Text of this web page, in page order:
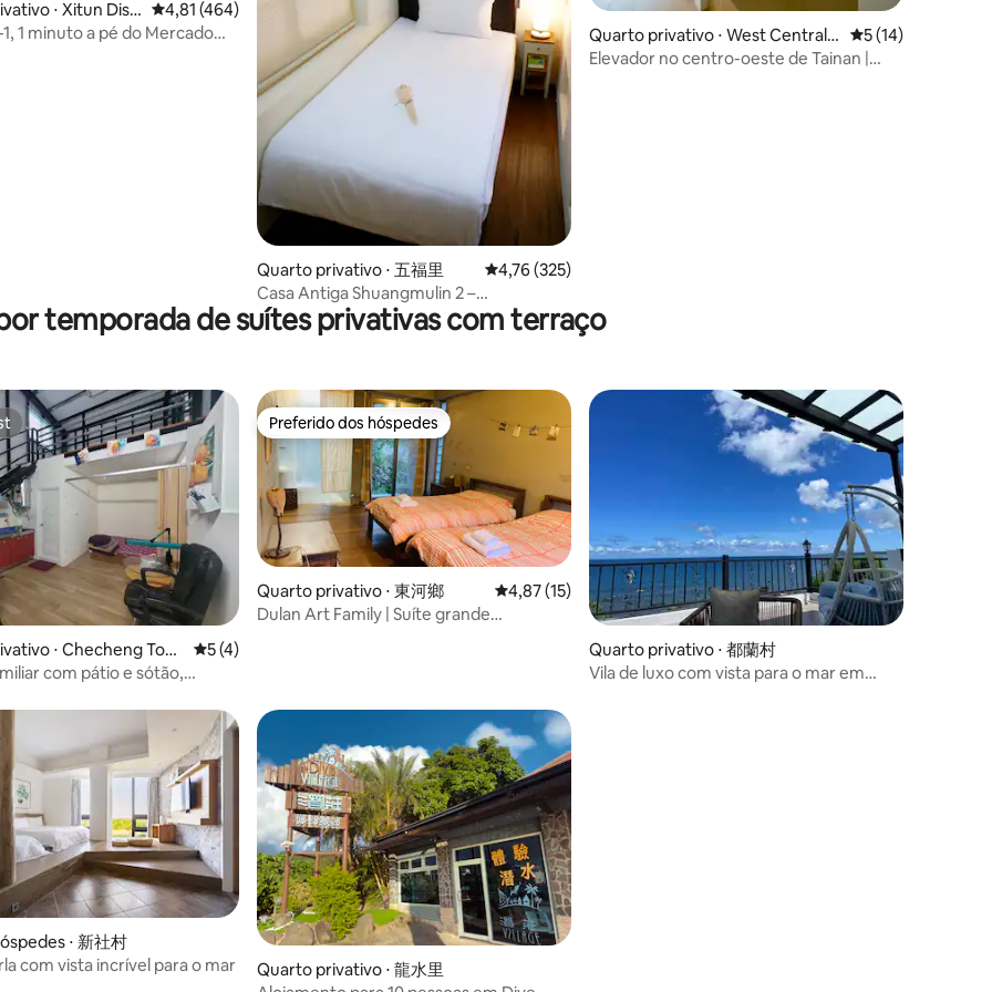
de 5, 332 avaliações
⋅ Xitun Distr 4,81 de uma avaliação média de 5, 464 avaliações
4,81 (464)
1 minuto a pé do Mercado
Quarto privativo ⋅ 五福里 4,76 de uma avaliação média de 5, 325 avaliações
4,76 (325)
Casa Antiga Shuangmulin 2 –
Acomodação elegante para um hóspede
com mochila (casa antiga de 1971 com
Quarto privativo ⋅ West Central
District
5 de uma
5 (14)
Elevador no centro-oeste de Tainan |
temporada de suítes privativas com terraço
de 5, 52 avaliações
⋅ Checheng Tow
5 de uma avaliação média de 5, 4 avaliações
5 (4)
com pátio e sótão,
Preferido dos hóspedes
Preferido dos hóspedes
Quarto privativo ⋅ 東河鄉 4,87 de uma avaliação média de 5, 15 avaliações
4,87 (15)
Dulan Art Family | Suíte grande
Quarto privativo ⋅ 都蘭村
Vila de luxo com vista para o mar em
⋅ 新社村
com vista incrível para o mar
Quarto privativo ⋅ 龍水里